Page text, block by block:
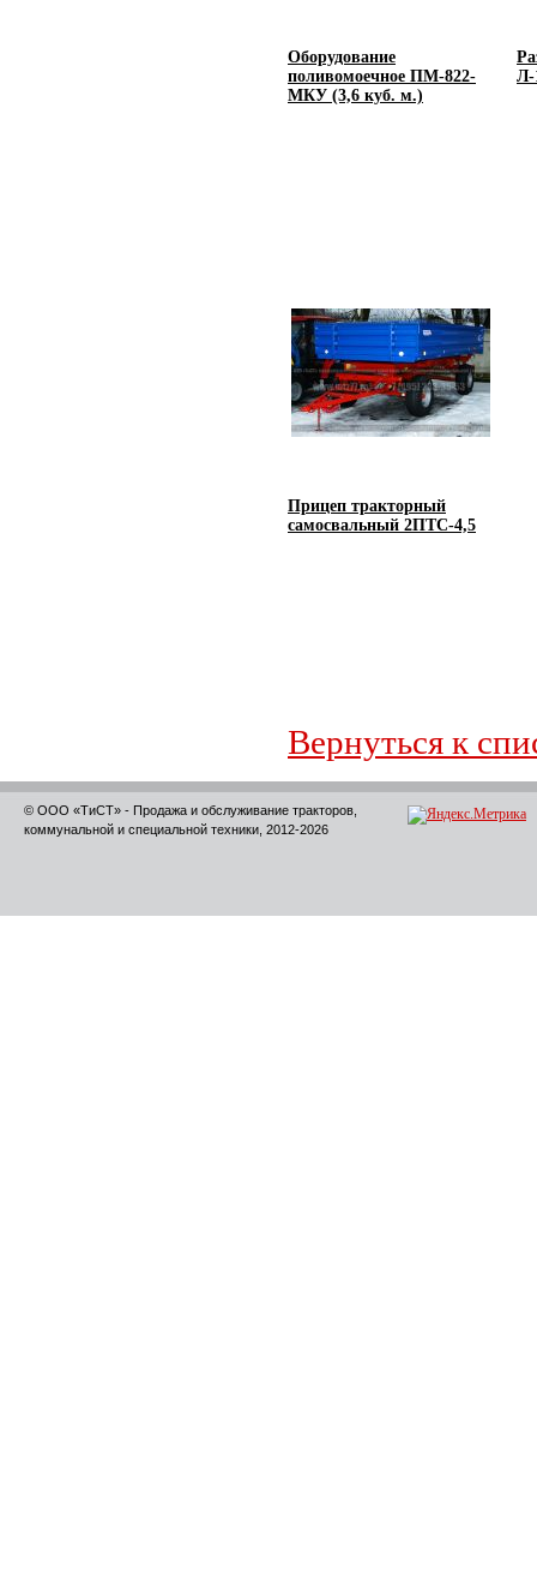
Оборудование
поливомоечное ПМ-822-
МКУ (3,6 куб. м.)
Л-
Прицеп тракторный
самосвальный 2ПТС-4,5
Вернуться к
© ООО «ТиСТ» - Продажа и обслуживание тракторов,
коммунальной и специальной техники, 2012-2026